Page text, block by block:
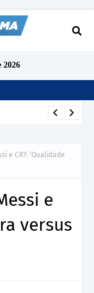
2026
e CR7: 'Qualidade
e
versus